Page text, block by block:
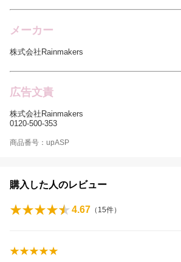
メーカー
株式会社Rainmakers
広告文責
株式会社Rainmakers
0120-500-353
商品番号：upASP
購入した人のレビュー
4.67 （ 15件）